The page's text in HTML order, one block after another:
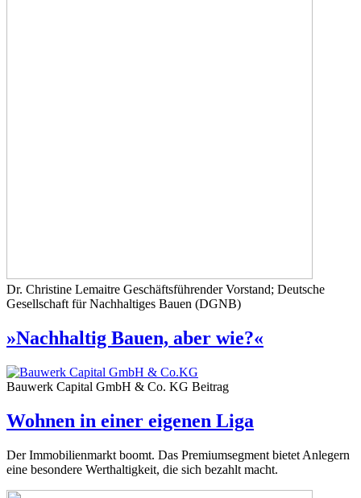
Dr. Christine Lemaitre Geschäftsführender Vorstand; Deutsche
Gesellschaft für Nachhaltiges Bauen (DGNB)
»Nachhaltig Bauen, aber wie?«
Bauwerk Capital GmbH & Co. KG Beitrag
Wohnen in einer eigenen Liga
Der Immobilienmarkt boomt. Das Premiumsegment bietet Anlegern
eine besondere Werthaltigkeit, die sich bezahlt macht.